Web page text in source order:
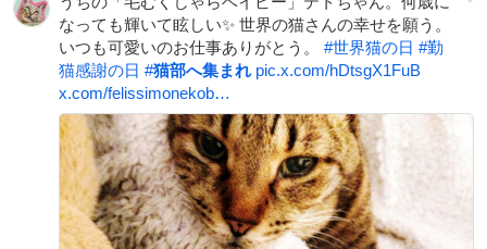
なっても輝いて眩しい✨ 世界の猫さんの幸せを願う。
いつも可愛いのお仕事ありがとう。 #世界猫の日 #勤
猫感謝の日 #猫部へ集まれ pic.x.com/hDtsgX1FuB
x.com/felissimonekob…